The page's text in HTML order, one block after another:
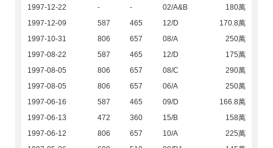
1997-12-22
- - 02/A&B
180萬
1997-12-09
587 465 12/D
170.8萬
1997-10-31
806 657 08/A
250萬
1997-08-22
587 465 12/D
175萬
1997-08-05
806 657 08/C
290萬
1997-08-05
806 657 06/A
250萬
1997-06-16
587 465 09/D
166.8萬
1997-06-13
472 360 15/B
158萬
1997-06-12
806 657 10/A
225萬